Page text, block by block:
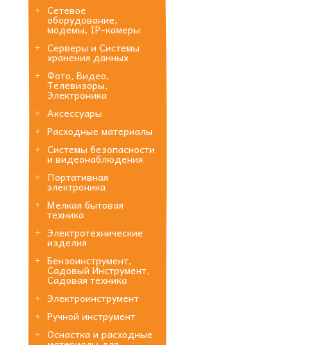
Сетевое
оборудование,
модемы, IP-камеры
Серверы и Системы
хранения данных
Фото, Видео,
Телевизоры,
Электроника
Аксессуары
Расходные материалы
Системы безопасности
и видеонаблюдения
Портативная
электроника
Мелкая бытовая
техника
Электротехнические
изделия
Бензоинструмент,
Садовый Инструмент,
Садовая техника
Электроинструмент
Ручной инструмент
Оснастка и расходные